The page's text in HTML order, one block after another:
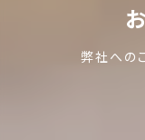
弊社への